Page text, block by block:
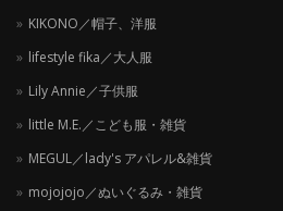
KIKONO／帽子、洋服
lifestyle fika／大人服
Lily Annie／子供服
little M.E.／こども服・雑貨
MEGUL／lady's アパレル&雑貨
mojojojo／ぬいぐるみ・雑貨